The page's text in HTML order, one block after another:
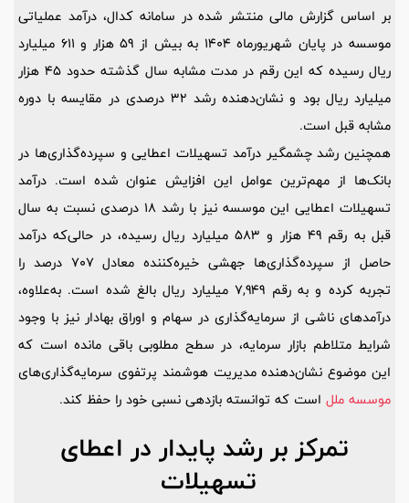
بر اساس گزارش مالی منتشر شده در سامانه کدال، درآمد عملیاتی
موسسه در پایان شهریورماه 1404 به بیش از 59 هزار و 611 میلیارد
ریال رسیده که این رقم در مدت مشابه سال گذشته حدود 45 هزار
میلیارد ریال بود و نشان‌دهنده رشد 32 درصدی در مقایسه با دوره
مشابه قبل است.
همچنین رشد چشمگیر درآمد تسهیلات اعطایی و سپرده‌گذاری‌ها در
بانک‌ها از مهم‌ترین عوامل این افزایش عنوان شده است. درآمد
تسهیلات اعطایی این موسسه نیز با رشد 18 درصدی نسبت به سال
قبل به رقم 49 هزار و 583 میلیارد ریال رسیده، در حالی‌که درآمد
حاصل از سپرده‌گذاری‌ها جهشی خیره‌کننده معادل 707 درصد را
تجربه کرده و به رقم 7,949 میلیارد ریال بالغ شده است. به‌علاوه،
درآمدهای ناشی از سرمایه‌گذاری در سهام و اوراق بهادار نیز با وجود
شرایط متلاطم بازار سرمایه، در سطح مطلوبی باقی مانده است که
این موضوع نشان‌دهنده مدیریت هوشمند پرتفوی سرمایه‌گذاری‌های
موسسه ملل است که توانسته بازدهی نسبی خود را حفظ کند.
تمرکز بر رشد پایدار در اعطای
تسهیلات